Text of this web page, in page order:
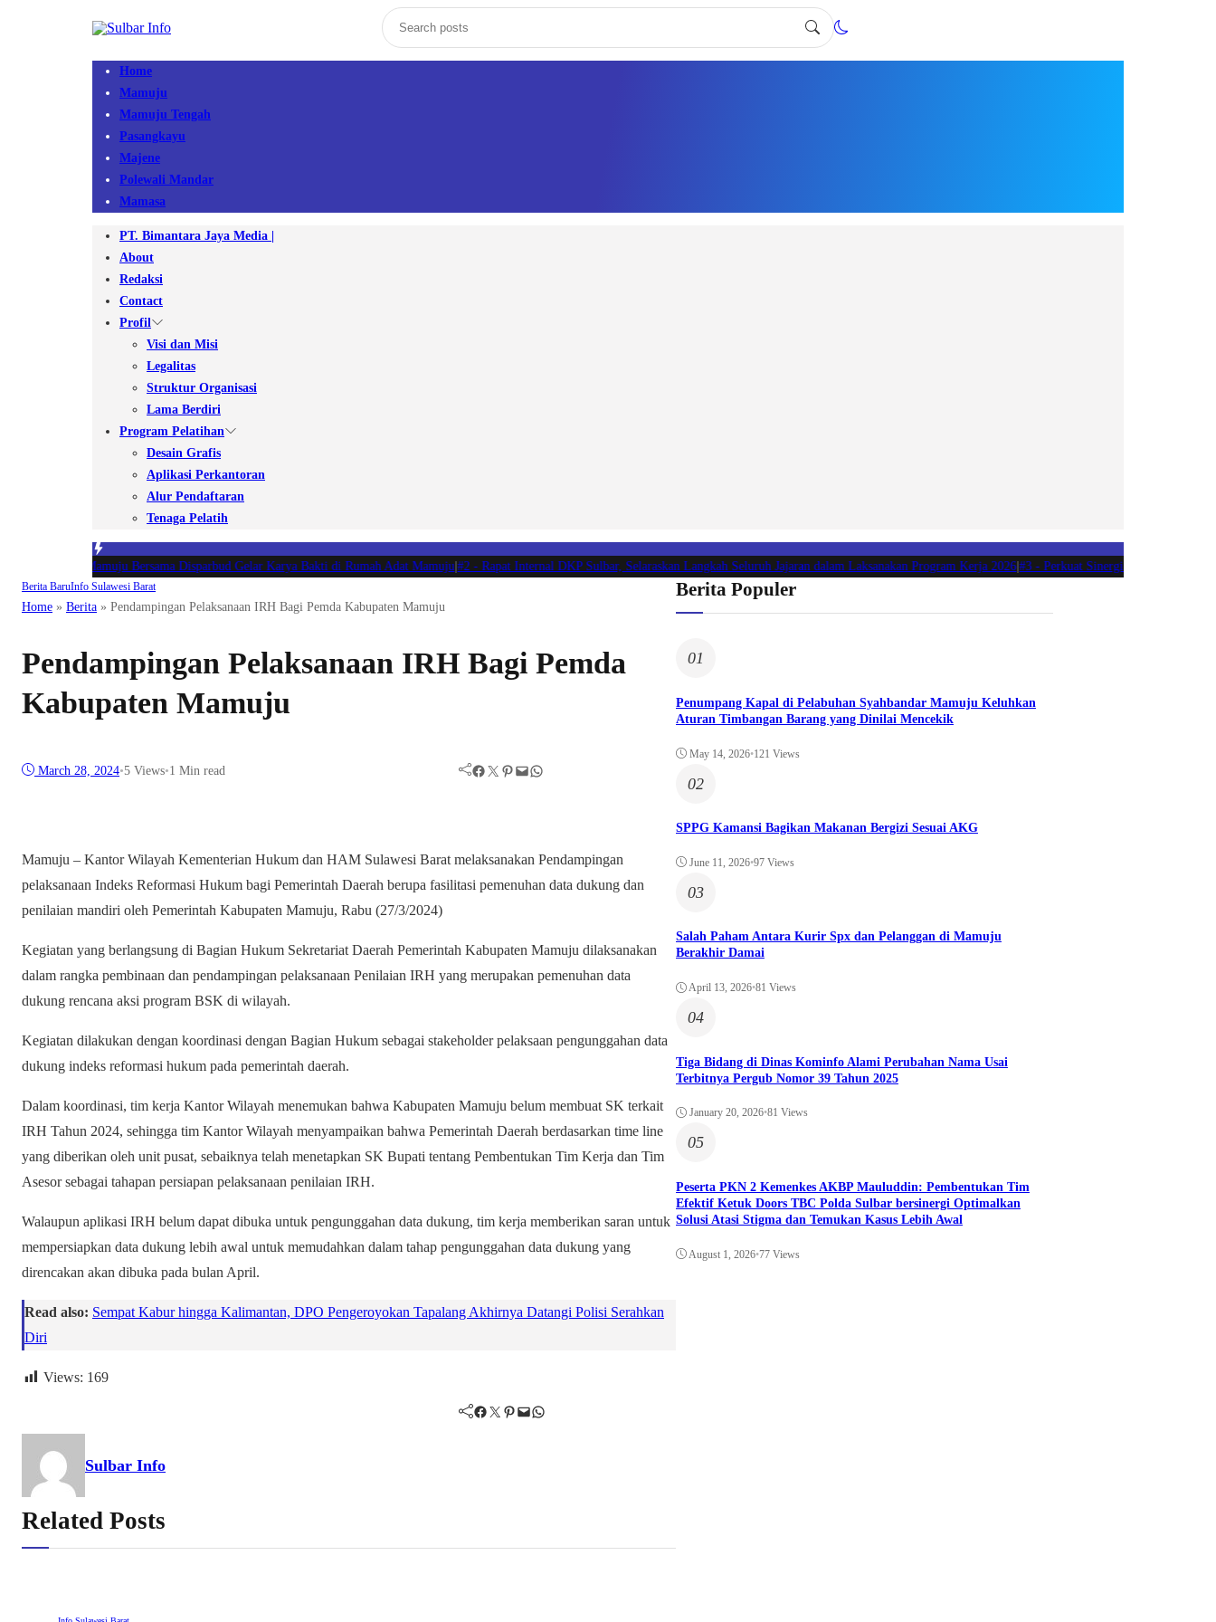
Home
Mamuju
Mamuju Tengah
Pasangkayu
Majene
Polewali Mandar
Mamasa
PT. Bimantara Jaya Media |
About
Redaksi
Contact
Profil
Visi dan Misi
Legalitas
Struktur Organisasi
Lama Berdiri
Program Pelatihan
Desain Grafis
Aplikasi Perkantoran
Alur Pendaftaran
Tenaga Pelatih
1418/Mamuju Bersama Disparbud Gelar Karya Bakti di Rumah Adat Mamuju|#2 -Rapat Internal DKP Sulbar, Selaraskan Langkah Seluruh Jajaran dalam Laksanakan Program Kerja 2026|#3 -Perkuat Sinergi dan Akuntabilitas,
Berita BaruInfo Sulawesi Barat
Home » Berita » Pendampingan Pelaksanaan IRH Bagi Pemda Kabupaten Mamuju
Pendampingan Pelaksanaan IRH Bagi Pemda
Kabupaten Mamuju
March 28, 2024•5 Views•1 Min read Facebook Twitter Pinterest Mail WhatsApp
Mamuju – Kantor Wilayah Kementerian Hukum dan HAM Sulawesi Barat melaksanakan Pendampingan
pelaksanaan Indeks Reformasi Hukum bagi Pemerintah Daerah berupa fasilitasi pemenuhan data dukung dan
penilaian mandiri oleh Pemerintah Kabupaten Mamuju, Rabu (27/3/2024)
Kegiatan yang berlangsung di Bagian Hukum Sekretariat Daerah Pemerintah Kabupaten Mamuju dilaksanakan
dalam rangka pembinaan dan pendampingan pelaksanaan Penilaian IRH yang merupakan pemenuhan data
dukung rencana aksi program BSK di wilayah.
Kegiatan dilakukan dengan koordinasi dengan Bagian Hukum sebagai stakeholder pelaksaan pengunggahan data
dukung indeks reformasi hukum pada pemerintah daerah.
Dalam koordinasi, tim kerja Kantor Wilayah menemukan bahwa Kabupaten Mamuju belum membuat SK terkait
IRH Tahun 2024, sehingga tim Kantor Wilayah menyampaikan bahwa Pemerintah Daerah berdasarkan time line
yang diberikan oleh unit pusat, sebaiknya telah menetapkan SK Bupati tentang Pembentukan Tim Kerja dan Tim
Asesor sebagai tahapan persiapan pelaksanaan penilaian IRH.
Walaupun aplikasi IRH belum dapat dibuka untuk pengunggahan data dukung, tim kerja memberikan saran untuk
mempersiapkan data dukung lebih awal untuk memudahkan dalam tahap pengunggahan data dukung yang
direncakan akan dibuka pada bulan April.
Read also: Sempat Kabur hingga Kalimantan, DPO Pengeroyokan Tapalang Akhirnya Datangi Polisi Serahkan
Diri
Views: 169
Facebook Twitter Pinterest Mail WhatsApp
Sulbar Info
Related Posts
Berita Populer
01
Penumpang Kapal di Pelabuhan Syahbandar Mamuju Keluhkan
Aturan Timbangan Barang yang Dinilai Mencekik
May 14, 2026•121 Views
02
SPPG Kamansi Bagikan Makanan Bergizi Sesuai AKG
June 11, 2026•97 Views
03
Salah Paham Antara Kurir Spx dan Pelanggan di Mamuju
Berakhir Damai
April 13, 2026•81 Views
04
Tiga Bidang di Dinas Kominfo Alami Perubahan Nama Usai
Terbitnya Pergub Nomor 39 Tahun 2025
January 20, 2026•81 Views
05
Peserta PKN 2 Kemenkes AKBP Mauluddin: Pembentukan Tim
Efektif Ketuk Doors TBC Polda Sulbar bersinergi Optimalkan
Solusi Atasi Stigma dan Temukan Kasus Lebih Awal
August 1, 2026•77 Views